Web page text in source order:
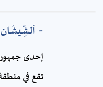
اَلشِّيشَان
إحدى
تقع في